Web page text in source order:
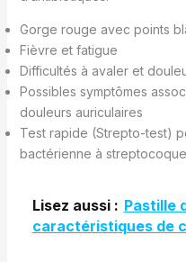
Gorge rouge avec points
Fièvre et fatigue
Difficultés à avaler et
Possibles symptômes
douleurs auriculaires
Test rapide (Strepto-test)
bactérienne à streptocoque
Lisez aussi : Pastille
caractéristiques de